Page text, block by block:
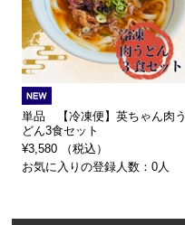
単品 【冷凍便】英ちゃん肉う
どん3食セット
¥3,580 （税込）
お気に入りの登録人数：0人